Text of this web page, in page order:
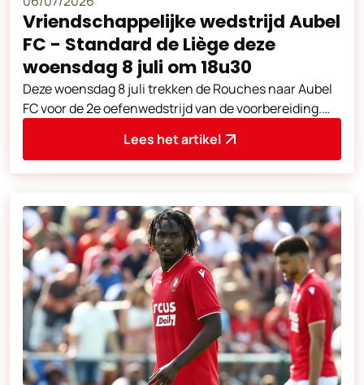
Vriendschappelijke wedstrijd Aubel
FC - Standard de Liège deze
woensdag 8 juli om 18u30
Deze woensdag 8 juli trekken de Rouches naar Aubel
FC voor de 2e oefenwedstrijd van de voorbereiding.
Lees het artikel